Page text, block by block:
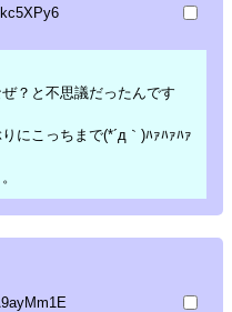
？と不思議だったんです
にこっちまで(*´д｀)ﾊｧﾊｧﾊｧ